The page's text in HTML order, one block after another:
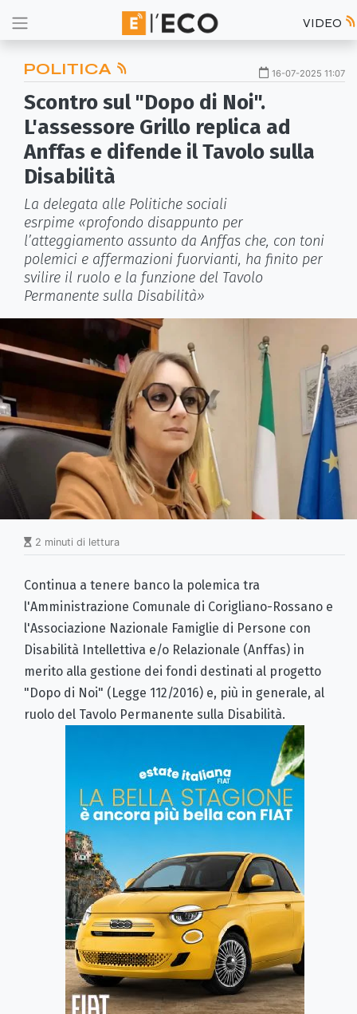
VIDEO
POLITICA 16-07-2025 11:07
Scontro sul "Dopo di Noi".
L'assessore Grillo replica ad
Anffas e difende il Tavolo sulla
Disabilità
La delegata alle Politiche sociali
esrpime «profondo disappunto per
l’atteggiamento assunto da Anffas che, con toni
polemici e affermazioni fuorvianti, ha finito per
svilire il ruolo e la funzione del Tavolo
Permanente sulla Disabilità»
2 minuti di lettura
Continua a tenere banco la polemica tra
l'Amministrazione Comunale di Corigliano-Rossano e
l'Associazione Nazionale Famiglie di Persone con
Disabilità Intellettiva e/o Relazionale (Anffas) in
merito alla gestione dei fondi destinati al progetto
"Dopo di Noi" (Legge 112/2016) e, più in generale, al
ruolo del Tavolo Permanente sulla Disabilità.